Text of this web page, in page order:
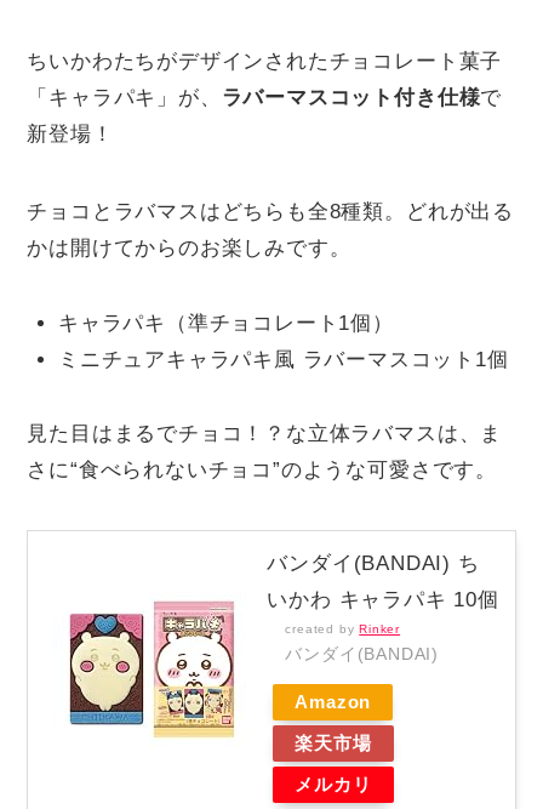
ちいかわたちがデザインされたチョコレート菓子
「キャラパキ」が、 ラバーマスコット付き仕様で
新登場！
チョコとラバマスはどちらも全8種類。どれが出る
かは開けてからのお楽しみです。
キャラパキ（準チョコレート1個）
ミニチュアキャラパキ風 ラバーマスコット1個
見た目はまるでチョコ！？な立体ラバマスは、ま
さに“食べられないチョコ”のような可愛さです。
バンダイ(BANDAI) ち
いかわ キャラパキ 10個
created byRinker
バンダイ(BANDAI)
Amazon
楽天市場
メルカリ